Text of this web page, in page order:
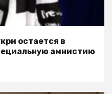
остается в
амнистию